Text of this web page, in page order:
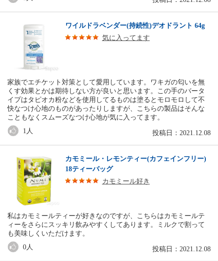
ワイルドラベンダー(持続性)デオドラント 64g
気に入ってます
家族でエチケット対策として愛用しています。ワキガの匂いを無
くす効果とかは期待しない方が良いと思います。この手のバータ
イプはタピオカ粉などを使用してるものは塗るとモロモロして不
快なつけ心地のものがあったりしますが、こちらの製品はそんな
こともなくスムーズなつけ心地が気に入ってます。
投稿日：2021.12.08
1 人
カモミール・レモンティー(カフェインフリー)
18ティーバッグ
カモミール好き
私はカモミールティーが好きなのですが、こちらはカモミールテ
ィーをさらにスッキリ飲みやすくしてあります。ミルクで割って
も美味しくいただけます。
投稿日：2021.12.08
0人